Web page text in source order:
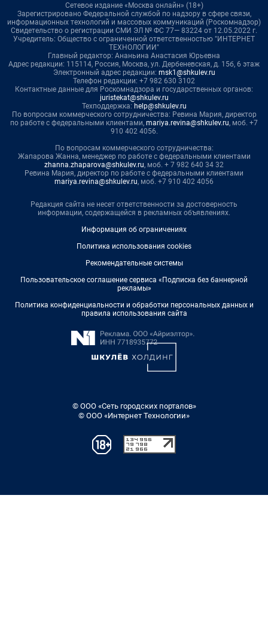
Сетевое издание «Москва онлайн» (18+)
Зарегистрировано Федеральной службой по надзору в сфере связи,
информационных технологий и массовых коммуникаций (Роскомнадзор)
Свидетельство о регистрации СМИ ЭЛ № ФС 77— 83224 от 12.05.2022 г.
Учредитель: Общество с ограниченной ответственностью "ИНТЕРНЕТ
ТЕХНОЛОГИИ"
Главный редактор: Ананьина Анастасия Юрьевна
Адрес редакции: 115114, Россия, Москва, ул. Дербеневская, д. 15б, 6 этаж
Электронный адрес редакции: msk1@shkulev.ru
Телефон редакции: +7 982 630 3102
Контактные данные для Роскомнадзора и государственных органов:
juristekat@shkulev.ru
Техподдержка: help@shkulev.ru
По вопросам коммерческого сотрудничества: Ревина Мария, директор
по работе с федеральными клиентами, mariya.revina@shkulev.ru, моб. +7
910 402 4056.
По вопросам коммерческого сотрудничества:
Жапарова Жанна, менеджер по работе с федеральными клиентами
zhanna.zhaparova@shkulev.ru, моб. + 7 982 640 34 32
Ревина Мария, директор по работе с федеральными клиентами
mariya.revina@shkulev.ru, моб. +7 910 402 4056
Редакция сайта не несет ответственности за достоверность
информации, содержащейся в рекламных объявлениях.
Информация об ограничениях
Политика использования cookies
Рекомендательные системы
Пользовательское соглашение сервиса «Подписка без баннерной
рекламы»
Политика конфиденциальности и обработки персональных данных и
правила использования сайта
© ООО «Сеть городских порталов»
© ООО «Интернет Технологии»